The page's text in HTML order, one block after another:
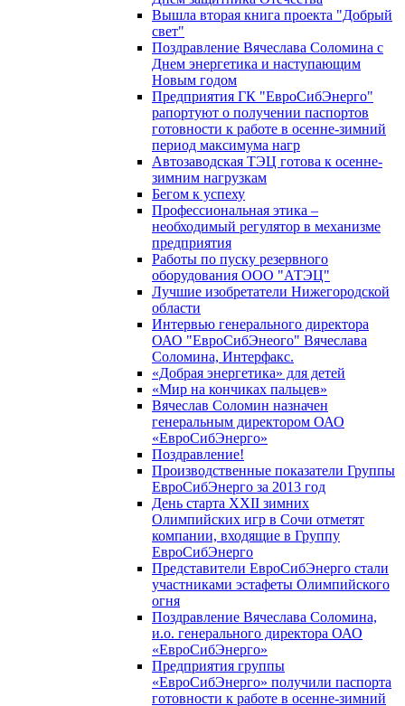
Вышла вторая книга проекта "Добрый
свет"
Поздравление Вячеслава Соломина с
Днем энергетика и наступающим
Новым годом
Предприятия ГК "ЕвроСибЭнерго"
рапортуют о получении паспортов
готовности к работе в осенне-зимний
период максимума нагр
Автозаводская ТЭЦ готова к осенне-
зимним нагрузкам
Бегом к успеху
Профессиональная этика –
необходимый регулятор в механизме
предприятия
Работы по пуску резервного
оборудования ООО "АТЭЦ"
Лучшие изобретатели Нижегородской
области
Интервью генерального директора
ОАО "ЕвроСибЭнеого" Вячеслава
Соломина, Интерфакс.
«Добрая энергетика» для детей
«Мир на кончиках пальцев»
Вячеслав Соломин назначен
генеральным директором ОАО
«ЕвроСибЭнерго»
Поздравление!
Производственные показатели Группы
ЕвроСибЭнерго за 2013 год
День старта XXII зимних
Олимпийских игр в Сочи отметят
компании, входящие в Группу
ЕвроСибЭнерго
Представители ЕвроСибЭнерго стали
участниками эстафеты Олимпийского
огня
Поздравление Вячеслава Соломина,
и.о. генерального директора ОАО
«ЕвроСибЭнерго»
Предприятия группы
«ЕвроСибЭнерго» получили паспорта
готовности к работе в осенне-зимний